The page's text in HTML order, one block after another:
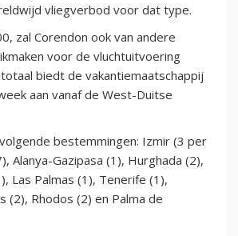
vliegverbod voor dat type.
zal Corendon ook van andere
voor de vluchtuitvoering
biedt de vakantiemaatschappij
aan vanaf de West-Duitse
bestemmingen: Izmir (3 per
Alanya-Gazipasa (1), Hurghada (2),
Las Palmas (1), Tenerife (1),
(2), Rhodos (2) en Palma de